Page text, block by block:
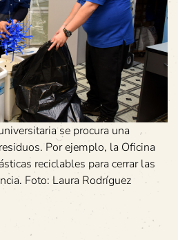
se procura una
Por ejemplo, la Oficina
reciclables para cerrar las
Foto: Laura Rodríguez